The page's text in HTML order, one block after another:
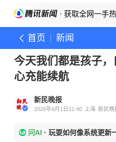
· 获取全网一手
首页 新闻
今天我们都是孩子
心充能续航
新民晚报
2026年6月1日11:40 上海 新民晚
问AI · 玩耍如何像系统更新